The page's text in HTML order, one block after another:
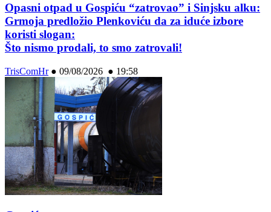
Opasni otpad u Gospiću “zatrovao” i Sinjsku alku:
Grmoja predložio Plenkoviću da za iduće izbore
koristi slogan:
Što nismo prodali, to smo zatrovali!
TrisComHr● 09/08/2026 ● 19:58